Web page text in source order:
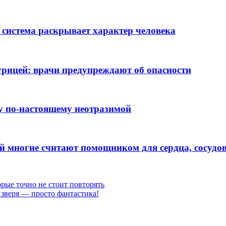
раскрывает характер человека
врачи предупреждают об опасности
по-настоящему неотразимой
многие считают помощником для сердца,
точно не стоит повторять
— просто фантастика!